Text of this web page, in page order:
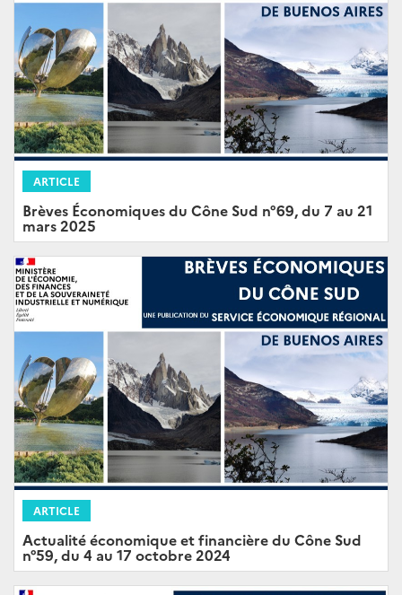
ARTICLE
Brèves Économiques du Cône Sud n°69, du 7 au 21
mars 2025
ARTICLE
Actualité économique et financière du Cône Sud
n°59, du 4 au 17 octobre 2024